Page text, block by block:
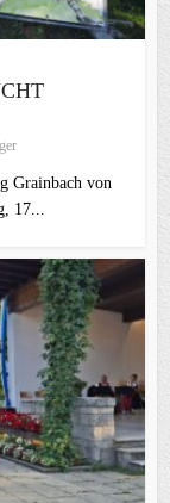
Grainbach von
17...